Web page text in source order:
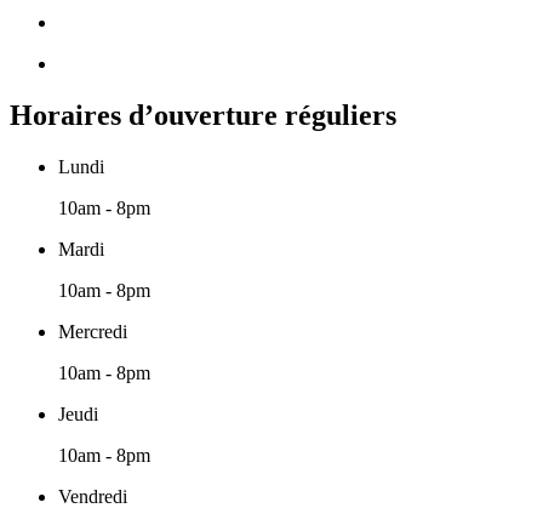
Horaires d’ouverture réguliers
Lundi
10am - 8pm
Mardi
10am - 8pm
Mercredi
10am - 8pm
Jeudi
10am - 8pm
Vendredi